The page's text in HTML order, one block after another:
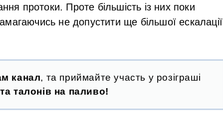
протоки. Проте більшість із них поки
не допустити ще більшої ескалації
канал, та приймайте участь у розіграші
талонів на паливо!